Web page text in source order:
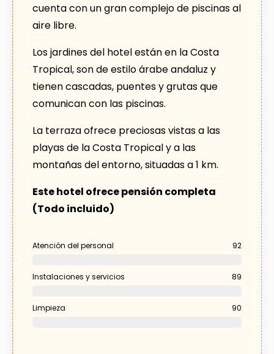
cuenta con un gran complejo de piscinas al
aire libre.
Los jardines del hotel están en la Costa
Tropical, son de estilo árabe andaluz y
tienen cascadas, puentes y grutas que
comunican con las piscinas.
La terraza ofrece preciosas vistas a las
playas de la Costa Tropical y a las
montañas del entorno, situadas a 1 km.
Este hotel ofrece pensión completa
(Todo incluido)
Atención del personal 92
Instalaciones y servicios 89
Limpieza 90